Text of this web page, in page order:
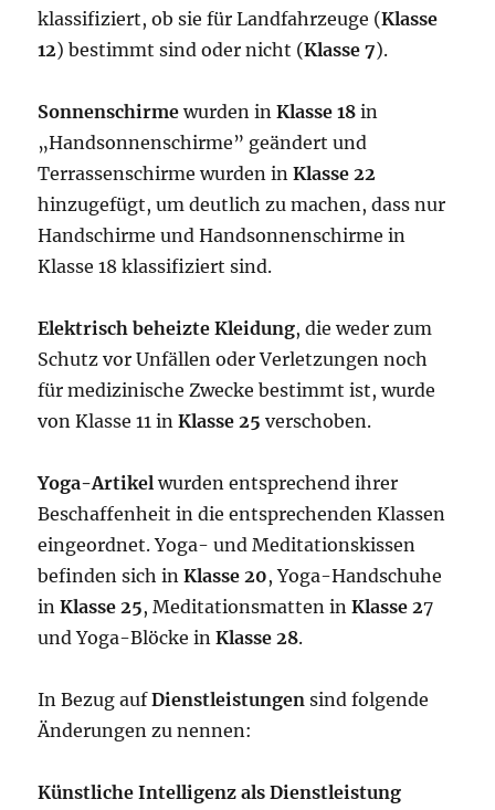
klassifiziert, ob sie für Landfahrzeuge (Klasse
12) bestimmt sind oder nicht (Klasse 7).
Sonnenschirmewurden inKlasse 18 in
„Handsonnenschirme” geändert und
Terrassenschirme wurden inKlasse 22
hinzugefügt, um deutlich zu machen, dass nur
Handschirme und Handsonnenschirme in
Klasse 18 klassifiziert sind.
Elektrisch beheizte Kleidung, die weder zum
Schutz vor Unfällen oder Verletzungen noch
für medizinische Zwecke bestimmt ist, wurde
von Klasse 11 inKlasse 25 verschoben.
Yoga-Artikelwurden entsprechend ihrer
Beschaffenheit in die entsprechenden Klassen
eingeordnet. Yoga- und Meditationskissen
befinden sich inKlasse 20, Yoga-Handschuhe
inKlasse 25, Meditationsmatten inKlasse 27
und Yoga-Blöcke inKlasse 28.
In Bezug aufDienstleistungensind folgende
Änderungen zu nennen:
Künstliche Intelligenz als Dienstleistung